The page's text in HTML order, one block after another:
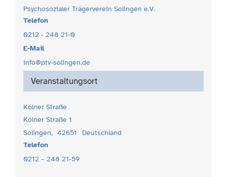
Veranstaltungsort
Kölner Straße
Kölner Straße 1
Solingen, 42651
Deutschland
Telefon
0212 – 248 21-59
Psychosozialer Trägerverein Solingen e.V.
Telefon
0212 - 248 21-0
E-Mail
info@ptv-solingen.de